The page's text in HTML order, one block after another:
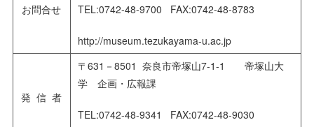
お問合せ TEL:0742-48-9700 FAX:0742-48-8783
http://museum.tezukayama-u.ac.jp
発 信 者
〒631－8501 奈良市帝塚山7-1-1 帝塚山大
学 企画・広報課
TEL:0742-48-9341 FAX:0742-48-9030